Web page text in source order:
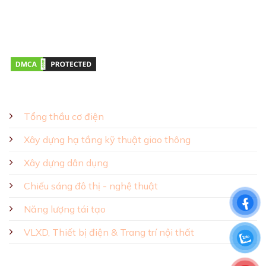
Tổng thầu cơ điện
Xây dựng hạ tầng kỹ thuật giao thông
Xây dựng dân dụng
Chiếu sáng đô thị - nghệ thuật
Năng lượng tái tạo
VLXD, Thiết bị điện & Trang trí nội thất